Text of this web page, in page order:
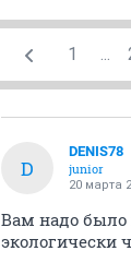
1 ...
D
DENIS78
junior
20 марта
Вам надо было
экологически